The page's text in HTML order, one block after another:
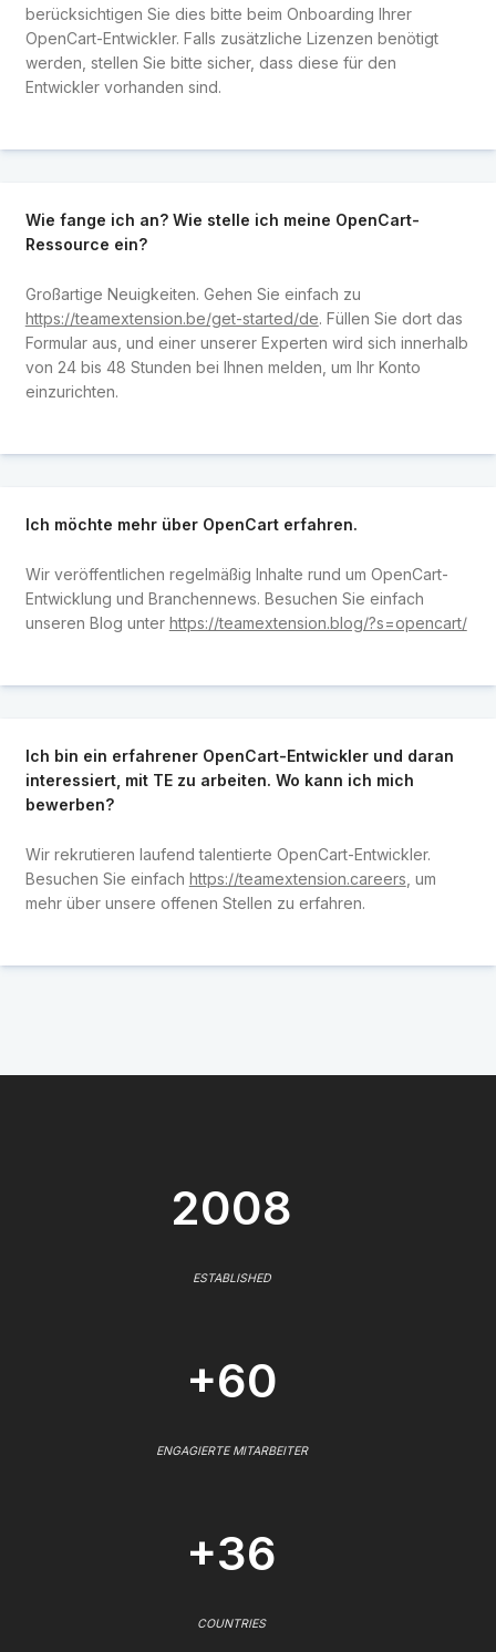
berücksichtigen Sie dies bitte beim Onboarding Ihrer
OpenCart-Entwickler. Falls zusätzliche Lizenzen benötigt
werden, stellen Sie bitte sicher, dass diese für den
Entwickler vorhanden sind.
Wie fange ich an? Wie stelle ich meine OpenCart-
Ressource ein?
Großartige Neuigkeiten. Gehen Sie einfach zu
https://teamextension.be/get-started/de. Füllen Sie dort das
Formular aus, und einer unserer Experten wird sich innerhalb
von 24 bis 48 Stunden bei Ihnen melden, um Ihr Konto
einzurichten.
Ich möchte mehr über OpenCart erfahren.
Wir veröffentlichen regelmäßig Inhalte rund um OpenCart-
Entwicklung und Branchennews. Besuchen Sie einfach
unseren Blog unter https://teamextension.blog/?s=opencart/
Ich bin ein erfahrener OpenCart-Entwickler und daran
interessiert, mit TE zu arbeiten. Wo kann ich mich
bewerben?
Wir rekrutieren laufend talentierte OpenCart-Entwickler.
Besuchen Sie einfach https://teamextension.careers , um
mehr über unsere offenen Stellen zu erfahren.
2008
ESTABLISHED
+60
ENGAGIERTE MITARBEITER
+36
COUNTRIES